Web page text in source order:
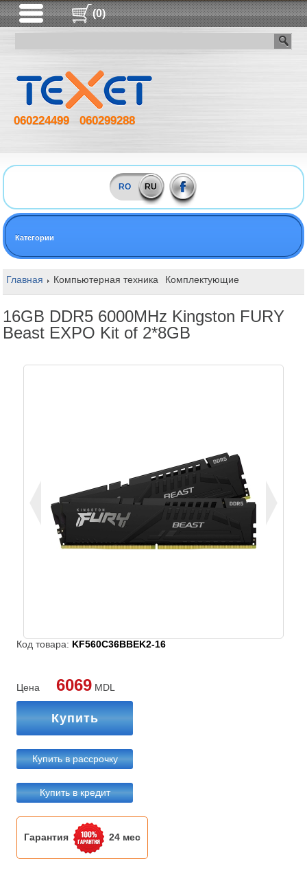
(0)
060224499 060299288
RO RU
Категории
Главная Компьютерная техника Комплектующие
16GB DDR5 6000MHz Kingston FURY
Beast EXPO Kit of 2*8GB
Код товара: KF560C36BBEK2-16
Цена 6069 MDL
Купить
Купить в рассрочку
Купить в кредит
Гарантия 24 мес